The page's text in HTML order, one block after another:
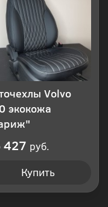
Volvo
экокожа
427 руб.
Купить